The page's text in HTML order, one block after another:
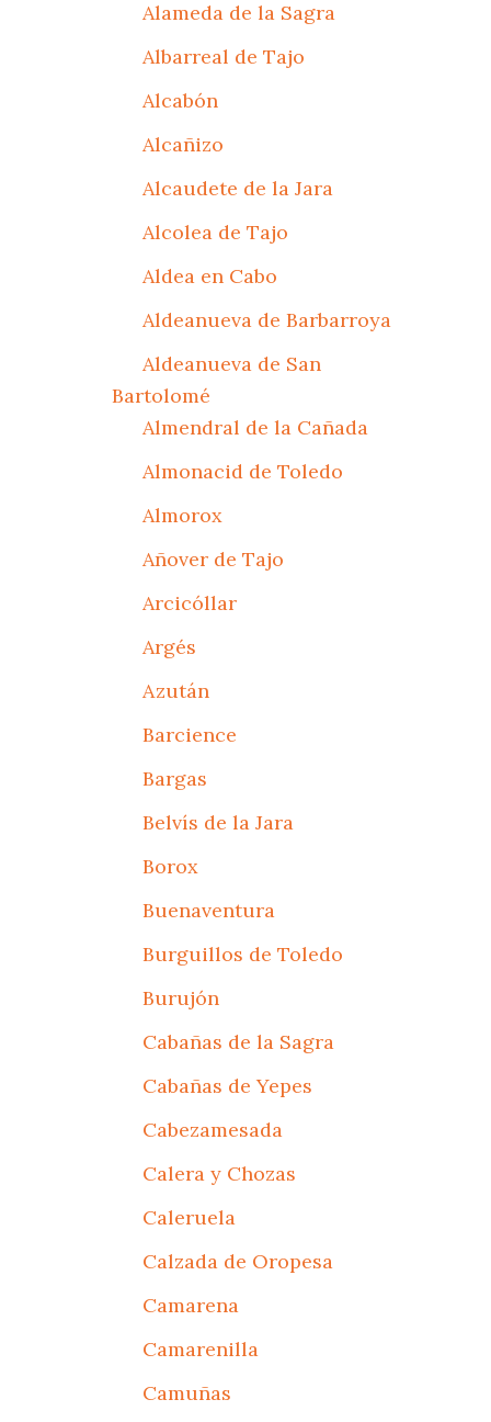
Alameda de la Sagra
Albarreal de Tajo
Alcabón
Alcañizo
Alcaudete de la Jara
Alcolea de Tajo
Aldea en Cabo
Aldeanueva de Barbarroya
Aldeanueva de San
Bartolomé
Almendral de la Cañada
Almonacid de Toledo
Almorox
Añover de Tajo
Arcicóllar
Argés
Azután
Barcience
Bargas
Belvís de la Jara
Borox
Buenaventura
Burguillos de Toledo
Burujón
Cabañas de la Sagra
Cabañas de Yepes
Cabezamesada
Calera y Chozas
Caleruela
Calzada de Oropesa
Camarena
Camarenilla
Camuñas